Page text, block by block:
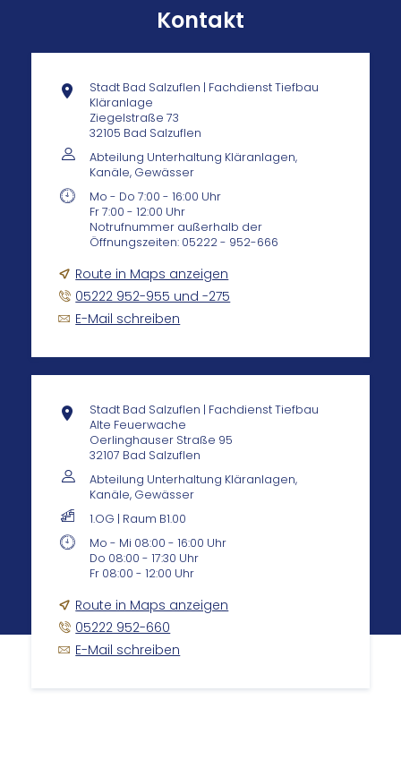
Kontakt
Stadt Bad Salzuflen | Fachdienst Tiefbau
Kläranlage
Ziegelstraße 73
32105 Bad Salzuflen
Abteilung Unterhaltung Kläranlagen,
Kanäle, Gewässer
Mo - Do 7:00 - 16:00 Uhr
Fr 7:00 - 12:00 Uhr
Notrufnummer außerhalb der
Öffnungszeiten: 05222 - 952-666
Route in Maps anzeigen
05222 952-955 und -275
E-Mail schreiben
Stadt Bad Salzuflen | Fachdienst Tiefbau
Alte Feuerwache
Oerlinghauser Straße 95
32107 Bad Salzuflen
Abteilung Unterhaltung Kläranlagen,
Kanäle, Gewässer
1.OG | Raum B1.00
Mo - Mi 08:00 - 16:00 Uhr
Do 08:00 - 17:30 Uhr
Fr 08:00 - 12:00 Uhr
Route in Maps anzeigen
05222 952-660
E-Mail schreiben